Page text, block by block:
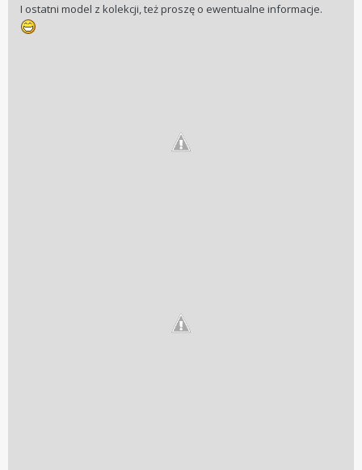
I ostatni model z kolekcji, też proszę o ewentualne informacje.